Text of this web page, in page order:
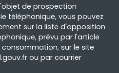
de prospection
téléphonique, vous pouvez
sur la liste d'opposition
prévu par l'article
consommation, sur le site
ou par courrier